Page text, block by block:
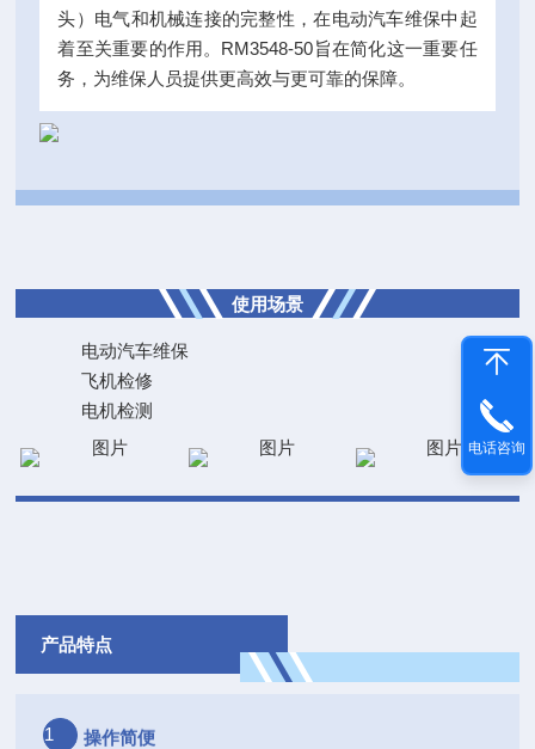
头）电气和机械连接的完整性，在电动汽车维保中起
着至关重要的作用。RM3548-50旨在简化这一重要任
务，为维保人员提供更高效与更可靠的保障。
使用场景
电动汽车维保
飞机检修
电机检测
产品特点
1 操作简便
电话咨询